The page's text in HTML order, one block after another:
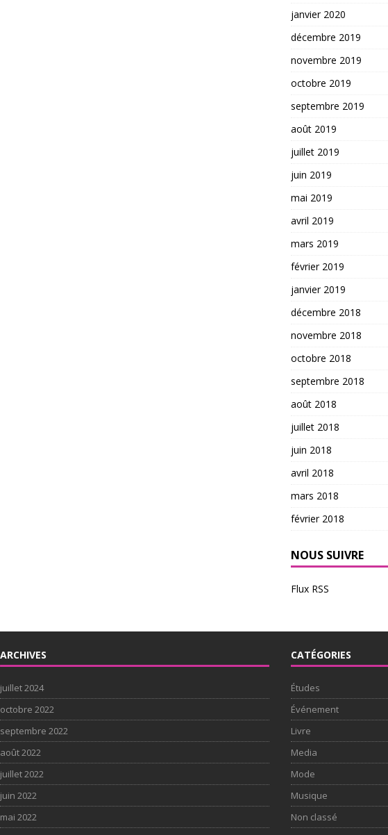
janvier 2020
décembre 2019
novembre 2019
octobre 2019
septembre 2019
août 2019
juillet 2019
juin 2019
mai 2019
avril 2019
mars 2019
février 2019
janvier 2019
décembre 2018
novembre 2018
octobre 2018
septembre 2018
août 2018
juillet 2018
juin 2018
avril 2018
mars 2018
février 2018
NOUS SUIVRE
Flux RSS
ARCHIVES
juillet 2024
octobre 2022
septembre 2022
août 2022
juillet 2022
juin 2022
mai 2022
CATÉGORIES
Études
Événement
Livre
Media
Mode
Musique
Non classé